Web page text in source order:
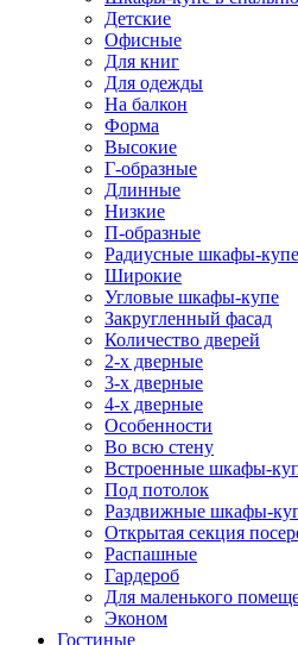
Детские
Офисные
Для книг
Для одежды
На балкон
Форма
Высокие
Г-образные
Длинные
Низкие
П-образные
Радиусные шкафы-купе
Широкие
Угловые шкафы-купе
Закругленный фасад
Количество дверей
2-х дверные
3-х дверные
4-х дверные
Особенности
Во всю стену
Встроенные шкафы-
Под потолок
Раздвижные шкафы-
Открытая секция
Распашные
Гардероб
Для маленького
Эконом
Гостиные